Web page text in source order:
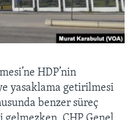
HDP’nin
yasaklama getirilmesi
benzer süreç